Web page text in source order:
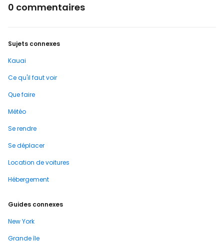
0 commentaires
Sujets connexes
Kauai
Ce qu'il faut voir
Que faire
Météo
Se rendre
Se déplacer
Location de voitures
Hébergement
Guides connexes
New York
Grande île